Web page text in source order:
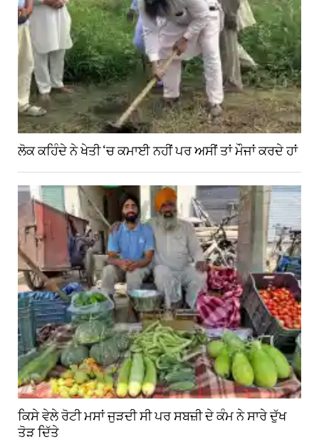
ਲੋਕ ਕਹਿੰਦੇ ਨੇ ਖੇਤੀ ‘ਚ ਕਮਾਈ ਨਹੀਂ ਪਰ ਅਸੀਂ ਤਾਂ ਮੌਜਾਂ ਕਰਦੇ ਹਾਂ
ਕਿਸੇ ਵੇਲੇ ਰੋਟੀ ਮਸਾਂ ਜੁੜਦੀ ਸੀ ਪਰ ਸਬਜ਼ੀ ਦੇ ਕੰਮ ਨੇ ਸਾਰੇ ਦੁੱਖ
ਤੋੜ ਦਿੱਤੇ